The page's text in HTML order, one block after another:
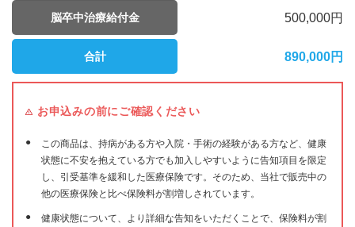
脳卒中治療給付金 500,000円
合計 890,000円
お申込みの前にご確認ください
この商品は、持病がある方や入院・手術の経験がある方など、健康
状態に不安を抱えている方でも加入しやすいように告知項目を限定
し、引受基準を緩和した医療保険です。そのため、当社で販売中の
他の医療保険と比べ保険料が割増しされています。
健康状態について、より詳細な告知をいただくことで、保険料が割